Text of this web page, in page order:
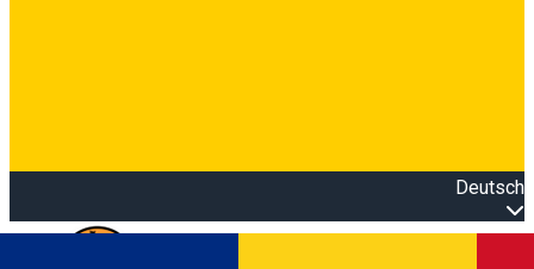
Deutsch